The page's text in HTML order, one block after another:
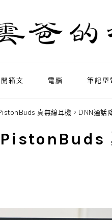
箱文 電腦 筆記型
真無線耳機，DNN通話
PistonBuds